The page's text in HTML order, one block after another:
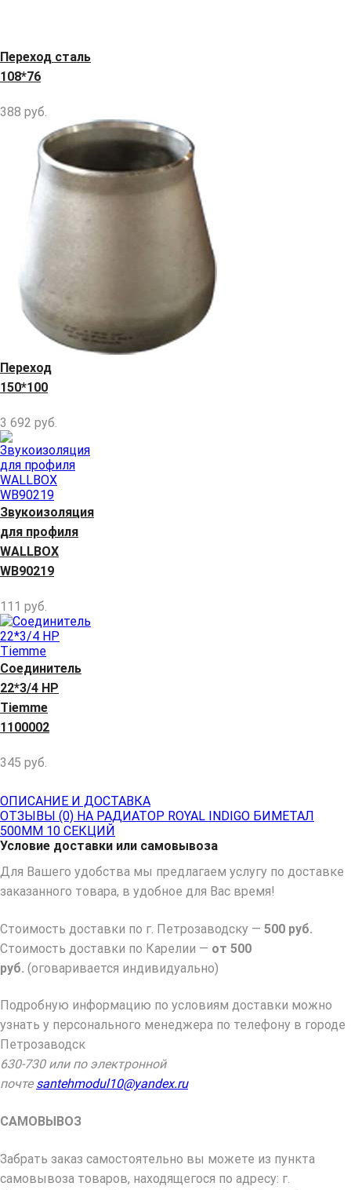
Переход сталь
108*76
388 руб.
Переход
150*100
3 692 руб.
Звукоизоляция
для профиля
WALLBOX
WB90219
111 руб.
Соединитель
22*3/4 НР
Tiemme
1100002
345 руб.
ОПИСАНИЕ И ДОСТАВКА
ОТЗЫВЫ (0) НА РАДИАТОР ROYAL INDIGO БИМЕТАЛ
500ММ 10 СЕКЦИЙ
Условие доставки или самовывоза
Для Вашего удобства мы предлагаем услугу по доставке
заказанного товара, в удобное для Вас время!
Стоимость доставки по г. Петрозаводску — 500 руб.
Стоимость доставки по Карелии — от 500
руб. (оговаривается индивидуально)
Подробную информацию по условиям доставки можно
узнать у персонального менеджера по телефону в городе
Петрозаводск
630-730 или по электронной
почте santehmodul10@yandex.ru
САМОВЫВОЗ
Забрать заказ самостоятельно вы можете из пункта
самовывоза товаров, находящегося по адресу: г.